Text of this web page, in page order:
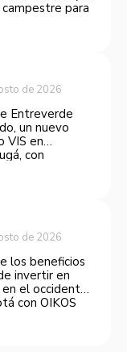
para
de 2026
Entreverde
un nuevo
VIS en
con
de 2026
los beneficios
invertir en
en el occidente
con OIKOS